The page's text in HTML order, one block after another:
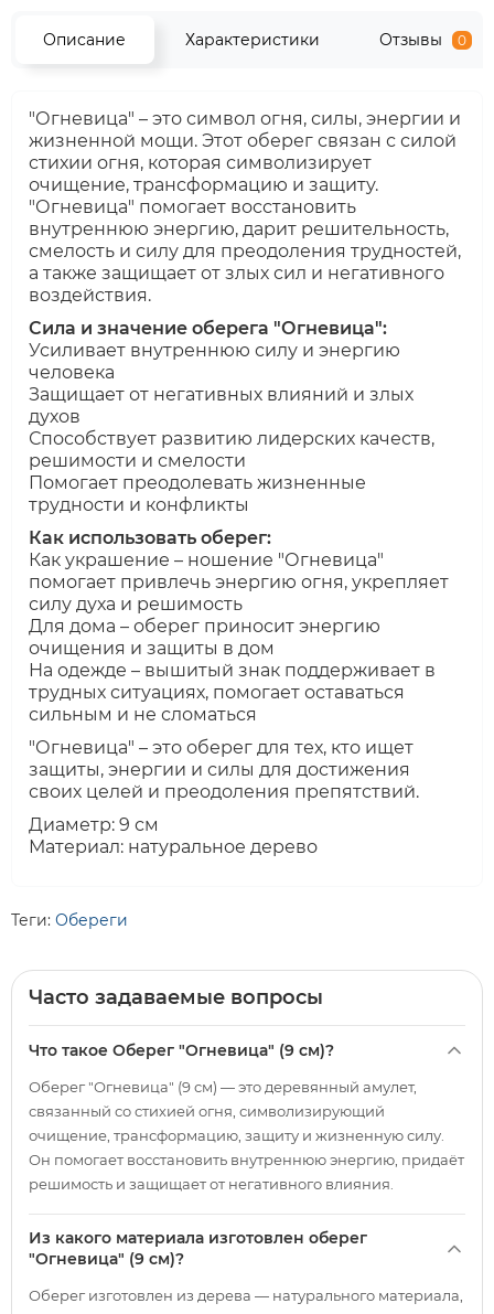
Описание Характеристики Отзывы 0
"Огневица" – это символ огня, силы, энергии и
жизненной мощи. Этот оберег связан с силой
стихии огня, которая символизирует
очищение, трансформацию и защиту.
"Огневица" помогает восстановить
внутреннюю энергию, дарит решительность,
смелость и силу для преодоления трудностей,
а также защищает от злых сил и негативного
воздействия.
Сила и значение оберега "Огневица":
Усиливает внутреннюю силу и энергию
человека
Защищает от негативных влияний и злых
духов
Способствует развитию лидерских качеств,
решимости и смелости
Помогает преодолевать жизненные
трудности и конфликты
Как использовать оберег:
Как украшение – ношение "Огневица"
помогает привлечь энергию огня, укрепляет
силу духа и решимость
Для дома – оберег приносит энергию
очищения и защиты в дом
На одежде – вышитый знак поддерживает в
трудных ситуациях, помогает оставаться
сильным и не сломаться
"Огневица" – это оберег для тех, кто ищет
защиты, энергии и силы для достижения
своих целей и преодоления препятствий.
Диаметр: 9 см
Материал: натуральное дерево
Теги: Обереги
Часто задаваемые вопросы
Что такое Оберег "Огневица" (9 см)?
Оберег "Огневица" (9 см) — это деревянный амулет,
связанный со стихией огня, символизирующий
очищение, трансформацию, защиту и жизненную силу.
Он помогает восстановить внутреннюю энергию, придаёт
решимость и защищает от негативного влияния.
Из какого материала изготовлен оберег
"Огневица" (9 см)?
Оберег изготовлен из дерева — натурального материала,